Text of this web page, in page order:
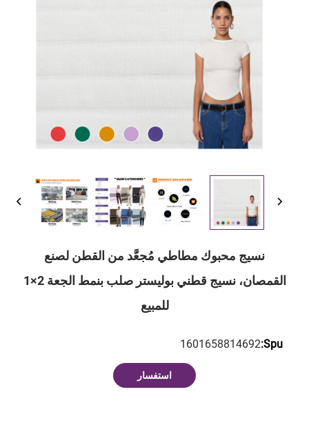
نسيج محبوك مطاطي مُجعَّد من القطن لصنع
القمصان، نسيج قطني بوليستر صلب بنمط الجعة 2×1
للمبيع
Spu:
1601658814692
استفسار